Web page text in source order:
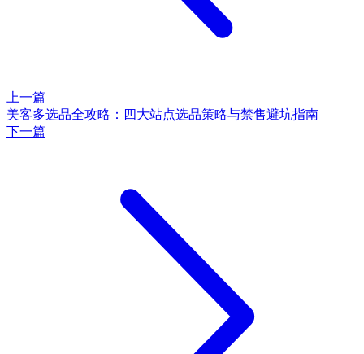
上一篇
美客多选品全攻略：四大站点选品策略与禁售避坑指南
下一篇